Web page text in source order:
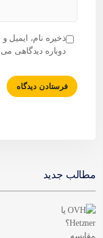
ذخیره نام، ایمیل
دوباره دیدگاهی
مطالب جدید